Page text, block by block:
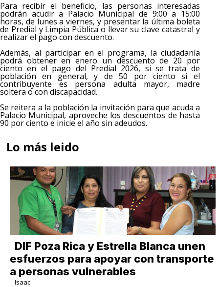
Para recibir el beneficio, las personas interesadas
podrán acudir a Palacio Municipal de 9:00 a 15:00
horas, de lunes a viernes, y presentar la última boleta
de Predial y Limpia Pública o llevar su clave catastral y
realizar el pago con descuento.
Además, al participar en el programa, la ciudadanía
podrá obtener en enero un descuento de 20 por
ciento en el pago del Predial 2026, si se trata de
población en general, y de 50 por ciento si el
contribuyente es persona adulta mayor, madre
soltera o con discapacidad.
Se reitera a la población la invitación para que acuda a
Palacio Municipal, aproveche los descuentos de hasta
90 por ciento e inicie el año sin adeudos.
Lo más leido
DIF Poza Rica y Estrella Blanca unen
esfuerzos para apoyar con transporte
a personas vulnerables
Isaac